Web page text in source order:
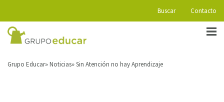
Buscar Contacto
Grupo Educar Noticias Sin Atención no hay Aprendizaje